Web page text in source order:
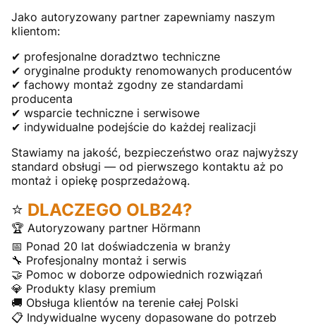
Jako autoryzowany partner zapewniamy naszym
klientom:
✔ profesjonalne doradztwo techniczne
✔ oryginalne produkty renomowanych producentów
✔ fachowy montaż zgodny ze standardami
producenta
✔ wsparcie techniczne i serwisowe
✔ indywidualne podejście do każdej realizacji
Stawiamy na jakość, bezpieczeństwo oraz najwyższy
standard obsługi — od pierwszego kontaktu aż po
montaż i opiekę posprzedażową.
⭐ DLACZEGO OLB24?
🏆 Autoryzowany partner Hörmann
📅 Ponad 20 lat doświadczenia w branży
🔧 Profesjonalny montaż i serwis
🤝 Pomoc w doborze odpowiednich rozwiązań
💎 Produkty klasy premium
🚚 Obsługa klientów na terenie całej Polski
📋 Indywidualne wyceny dopasowane do potrzeb